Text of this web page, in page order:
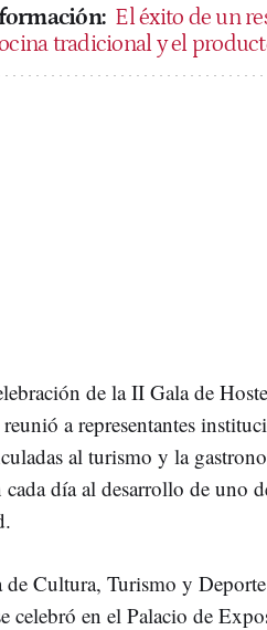
El éxito de un
tradicional y el
de la II Gala de
a representantes
al turismo y la
día al desarrollo de uno
Cultura, Turismo y
celebró en el Palacio de